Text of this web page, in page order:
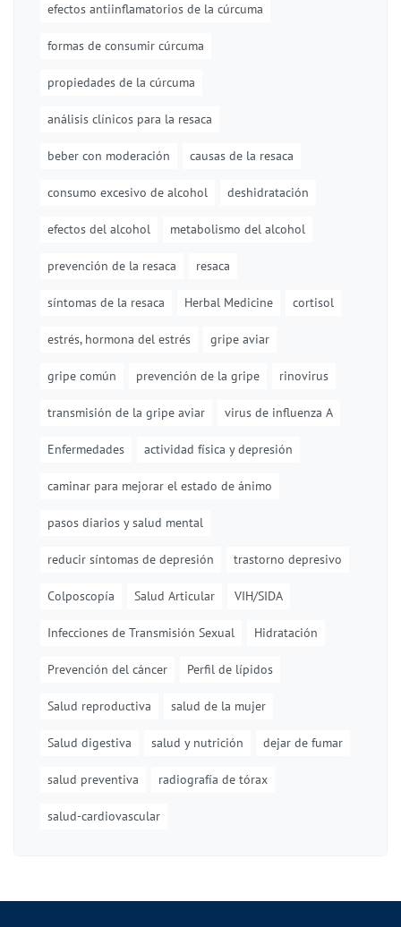
efectos antiinflamatorios de la cúrcuma
formas de consumir cúrcuma
propiedades de la cúrcuma
análisis clínicos para la resaca
beber con moderación causas de la resaca
consumo excesivo de alcohol deshidratación
efectos del alcohol metabolismo del alcohol
prevención de la resaca resaca
síntomas de la resaca Herbal Medicine cortisol
estrés, hormona del estrés gripe aviar
gripe común prevención de la gripe rinovirus
transmisión de la gripe aviar virus de influenza A
Enfermedades actividad física y depresión
caminar para mejorar el estado de ánimo
pasos diarios y salud mental
reducir síntomas de depresión trastorno depresivo
Colposcopía Salud Articular VIH/SIDA
Infecciones de Transmisión Sexual Hidratación
Prevención del cáncer Perfil de lípidos
Salud reproductiva salud de la mujer
Salud digestiva salud y nutrición dejar de fumar
salud preventiva radiografía de tórax
salud-cardiovascular